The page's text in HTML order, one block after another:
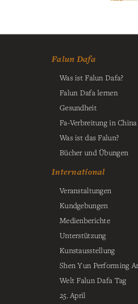
Falun Dafa
Was ist Falun Dafa?
Falun Dafa lernen
Gesundheit
Fa-Verbreitung in China
Was ist das Falun?
Bücher und Übungen
International
Veranstaltungen
Kundgebungen
Medienberichte
Unterstützung
Kunstausstellung
Shen Yun Performing
Welt Falun Dafa Tag
25. April